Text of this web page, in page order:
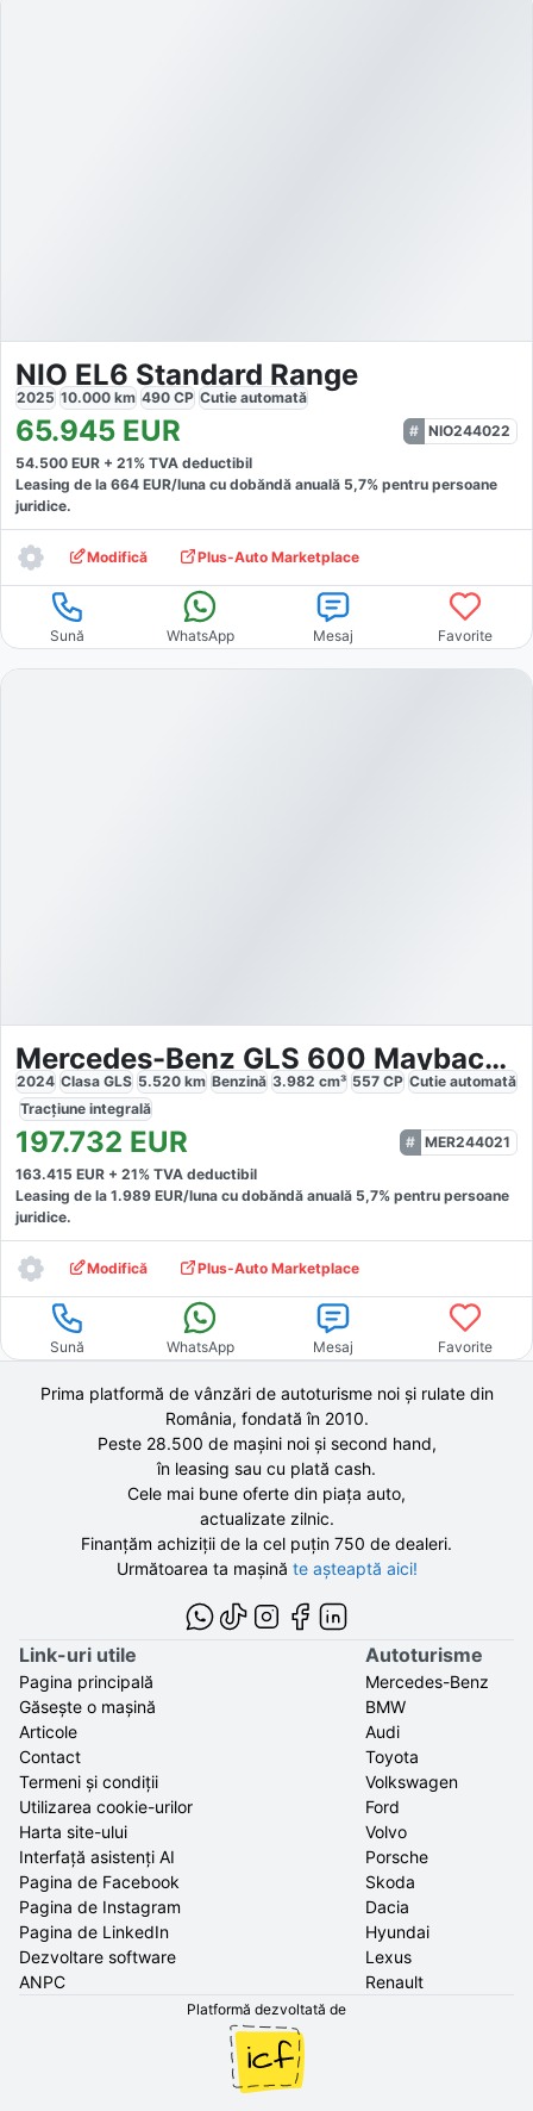
NIO EL6 Standard Range
2025 10.000 km 490 CP Cutie automată
65.945 EUR
NIO244022
54.500 EUR + 21% TVA deductibil
Leasing de la 664 EUR/luna cu dobăndă anuală 5,7% pentru persoane
juridice.
Modifică Plus-Auto Marketplace
Sună WhatsApp Mesaj Favorite
Mercedes-Benz GLS 600 Maybach Manufaktur
2024 Clasa GLS 5.520 km Benzină 3.982 cm³ 557 CP Cutie automată
Tracțiune integrală
197.732 EUR
MER244021
163.415 EUR + 21% TVA deductibil
Leasing de la 1.989 EUR/luna cu dobăndă anuală 5,7% pentru persoane
juridice.
Modifică Plus-Auto Marketplace
Sună WhatsApp Mesaj Favorite
Prima platformă de vânzări de autoturisme noi și rulate din
România, fondată în 2010.
Peste 28.500 demașini noi și second hand,
în leasing sau cu plată cash.
Cele mai bune oferte din piața auto,
actualizate zilnic.
Finanțăm achiziții de la cel puțin 750 de dealeri.
Următoarea ta mașină te așteaptă aici!
Link-uri utile
Pagina principală
Găsește o mașină
Articole
Contact
Termeni și condiții
Utilizarea cookie-urilor
Harta site-ului
Interfață asistenți AI
Pagina de Facebook
Pagina de Instagram
Pagina de LinkedIn
Dezvoltare software
ANPC
Autoturisme
Mercedes-Benz
BMW
Audi
Toyota
Volkswagen
Ford
Volvo
Porsche
Skoda
Dacia
Hyundai
Lexus
Renault
Platformă dezvoltată de